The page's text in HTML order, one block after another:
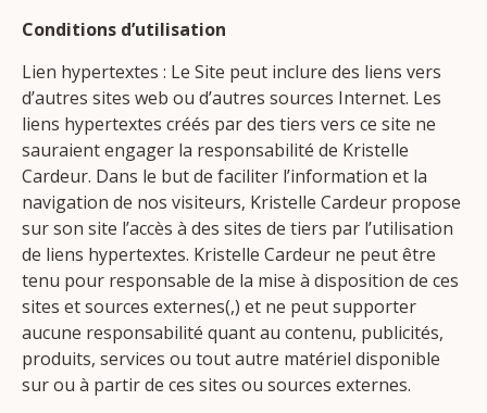
Conditions d’utilisation
Lien hypertextes : Le Site peut inclure des liens vers
d’autres sites web ou d’autres sources Internet. Les
liens hypertextes créés par des tiers vers ce site ne
sauraient engager la responsabilité de Kristelle
Cardeur. Dans le but de faciliter l’information et la
navigation de nos visiteurs, Kristelle Cardeur propose
sur son site l’accès à des sites de tiers par l’utilisation
de liens hypertextes. Kristelle Cardeur ne peut être
tenu pour responsable de la mise à disposition de ces
sites et sources externes(,) et ne peut supporter
aucune responsabilité quant au contenu, publicités,
produits, services ou tout autre matériel disponible
sur ou à partir de ces sites ou sources externes.